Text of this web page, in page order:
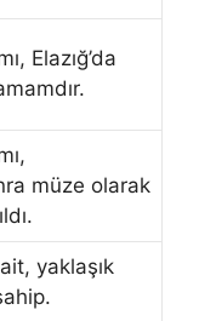
Elazığ’da
müze olarak
yaklaşık